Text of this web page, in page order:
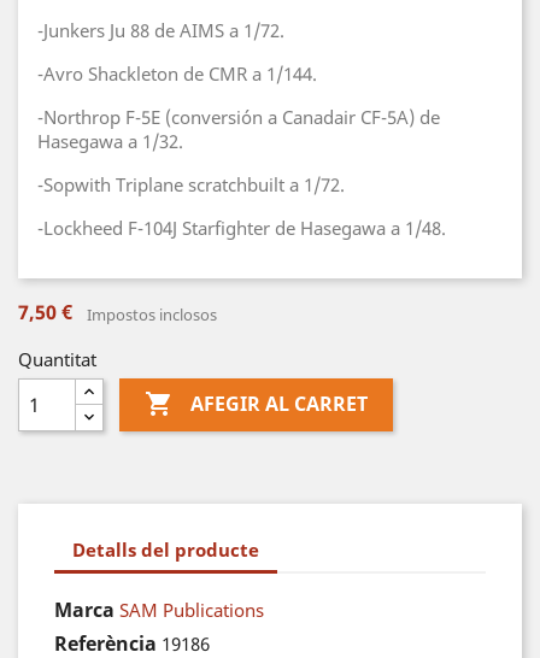
-Junkers Ju 88 de AIMS a 1/72.
-Avro Shackleton de CMR a 1/144.
-Northrop F-5E (conversión a Canadair CF-5A) de
Hasegawa a 1/32.
-Sopwith Triplane scratchbuilt a 1/72.
-Lockheed F-104J Starfighter de Hasegawa a 1/48.
7,50 € Impostos inclosos
Quantitat
 AFEGIR AL CARRET
Detalls del producte
Marca SAM Publications
Referència 19186